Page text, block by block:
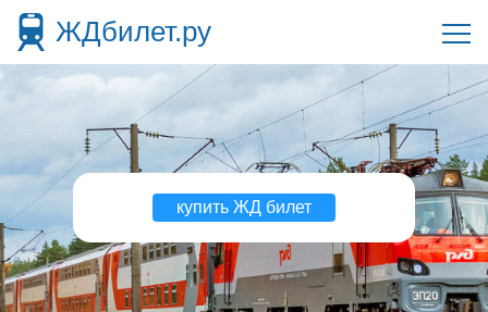
ЖДбилет.ру
купить ЖД билет